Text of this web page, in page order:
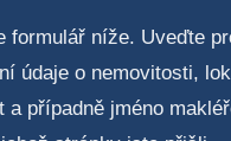
formulář níže. Uveďte
údaje o nemovitosti,
a případně jméno